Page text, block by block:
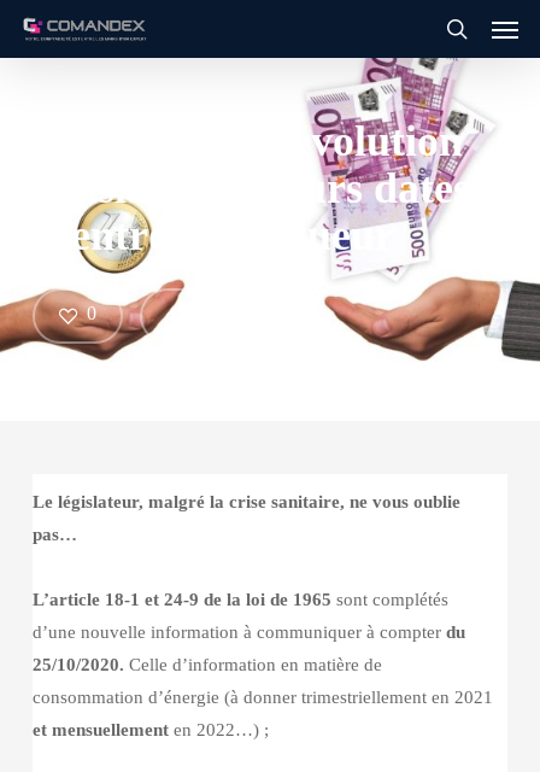
Skip
search
Menu
Les dernières évolution
législative et leurs dates
d’entrée en vigueur
0
Le législateur, malgré la crise sanitaire, ne vous oublie
pas…
L’article 18-1 et 24-9 de la loi de 1965 sont complétés
d’une nouvelle information à communiquer à compter du
25/10/2020. Celle d’information en matière de
consommation d’énergie (à donner trimestriellement en 2021
et mensuellementen 2022…) ;